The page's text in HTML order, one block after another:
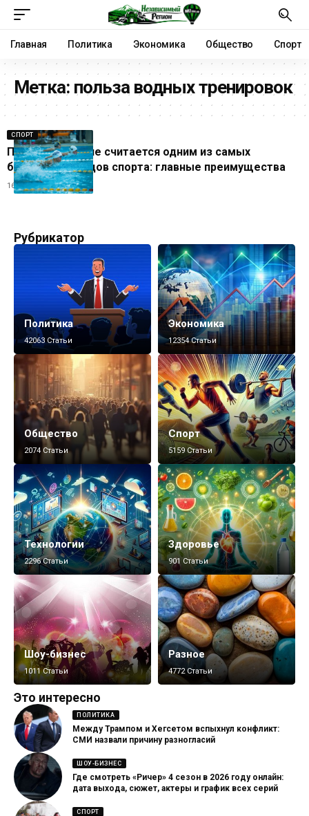
Главная Политика Экономика Общество Спорт
Метка: польза водных тренировок
СПОРТ
Почему плавание считается одним из самых
безопасных видов спорта: главные преимущества
16.06.2026
Рубрикатор
Политика
42063 Статьи
Экономика
12354 Статьи
Общество
2074 Статьи
Спорт
5159 Статьи
Технологии
2296 Статьи
Здоровье
901 Статьи
Шоу-бизнес
1011 Статьи
Разное
4772 Статьи
Это интересно
ПОЛИТИКА
Между Трампом и Хегсетом вспыхнул конфликт:
СМИ назвали причину разногласий
ШОУ-БИЗНЕС
Где смотреть «Ричер» 4 сезон в 2026 году онлайн:
дата выхода, сюжет, актеры и график всех серий
СПОРТ